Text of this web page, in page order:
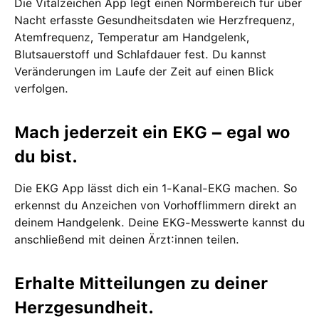
Die Vitalzeichen App legt einen Normbereich für über
Nacht erfasste Gesundheitsdaten wie Herzfrequenz,
Atemfrequenz, Temperatur am Handgelenk,
Blutsauerstoff und Schlafdauer fest. Du kannst
Veränderungen im Laufe der Zeit auf einen Blick
verfolgen.
Mach jederzeit ein EKG – egal wo
du bist.
Die EKG App lässt dich ein 1-Kanal-EKG machen. So
erkennst du Anzeichen von Vorhofflimmern direkt an
deinem Handgelenk. Deine EKG-Messwerte kannst du
anschließend mit deinen Ärzt:innen teilen.
Erhalte Mitteilungen zu deiner
Herzgesundheit.